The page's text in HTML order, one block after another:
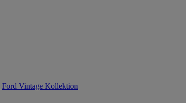
Ford Vintage Kollektion